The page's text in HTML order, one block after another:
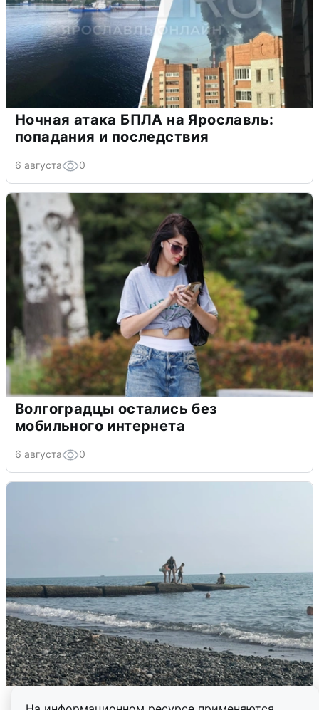
Ночная атака БПЛА на Ярославль:
попадания и последствия
6 августа 0
Волгоградцы остались без
мобильного интернета
6 августа 0